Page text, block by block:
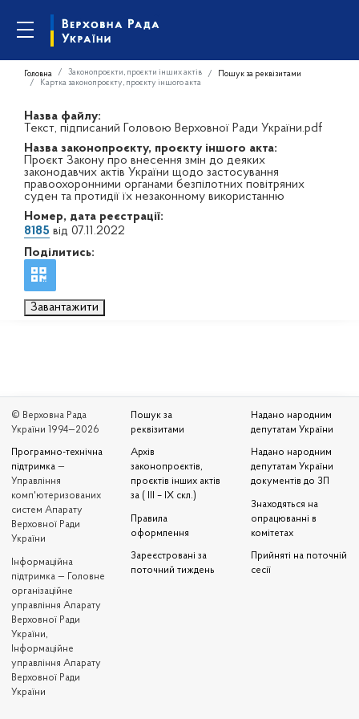
Головна Законопроєкти, проєкти інших актів
Пошук за реквізитами
Картка законопроєкту, проєкту іншого акта
Назва файлу:
Текст, підписаний Головою Верховної Ради України.pdf
Назва законопроєкту, проєкту іншого акта:
Проєкт Закону про внесення змін до деяких
законодавчих актів України щодо застосування
правоохоронними органами безпілотних повітряних
суден та протидії їх незаконному використанню
Номер, дата реєстрації:
8185 від 07.11.2022
Поділитись:
Завантажити
© Верховна Рада
України 1994—2026
Програмно-технічна
підтримка —
Управління
комп'ютеризованих
систем Апарату
Верховної Ради
України
Iнформаційна
підтримка — Головне
організаційне
управління Апарату
Верховної Ради
України,
Інформаційне
управління Апарату
Верховної Ради
України
Пошук за
реквізитами
Архів
законопроєктів,
проєктів інших актів
за ( III – IX скл.)
Правила
оформлення
Зареєстровані за
поточний тиждень
Надано народним
депутатам України
Надано народним
депутатам України
документів до ЗП
Знаходяться на
опрацюванні в
комітетах
Прийняті на поточній
сесії